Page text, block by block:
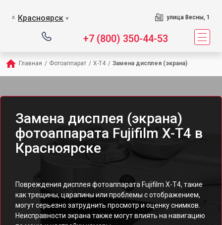
Красноярск ▼ улица Весны, 1
+7 (800) 350-44-53
Главная / Фотоаппарат / X-T4 / Замена дисплея (экрана)
Замена дисплея (экрана)
фотоаппарата Fujifilm X-T4 в
Красноярске
Повреждения дисплея фотоаппарата Fujifilm X-T4, такие
как трещины, царапины или проблемы с отображением,
могут серьезно затруднить просмотр и оценку снимков.
Неисправности экрана также могут влиять на навигацию